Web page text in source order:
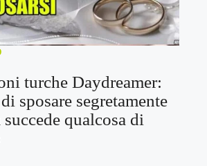
turche Daydreamer:
sposare segretamente
succede qualcosa di